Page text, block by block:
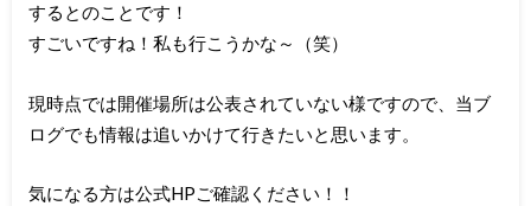
するとのことです！
すごいですね！私も行こうかな～（笑）
現時点では開催場所は公表されていない様ですので、当ブ
ログでも情報は追いかけて行きたいと思います。
気になる方は公式HPご確認ください！！